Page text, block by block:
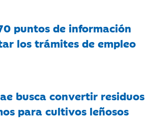
puntos de información
los trámites de empleo
busca convertir residuos
para cultivos leñosos